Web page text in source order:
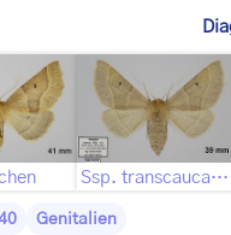
Ssp. transcaucasica ♀
Genitalien